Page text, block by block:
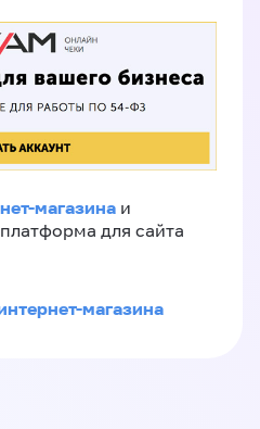
магазина и
для сайта
магазина